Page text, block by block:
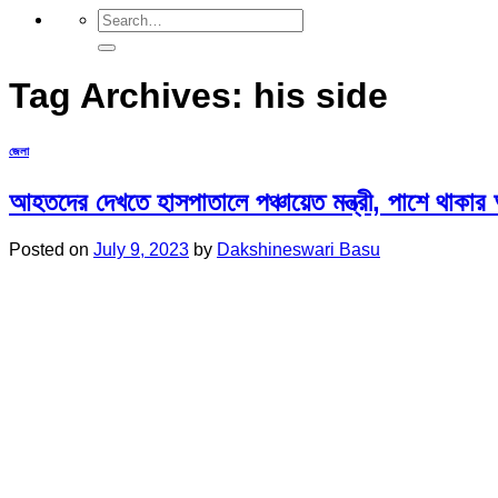
Tag Archives: his side
জেলা
আহতদের দেখতে হাসপাতালে পঞ্চায়েত মন্ত্রী, পাশে
Posted on July 9, 2023 by Dakshineswari Basu